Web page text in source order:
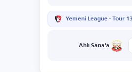
Yemeni League - Tour
Ahli Sana'a